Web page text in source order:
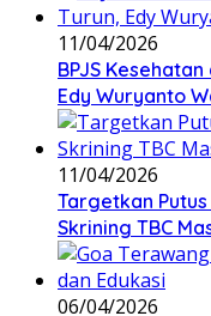
11/04/2026
BPJS
Edy Wuryanto
11/04/2026
‎Targetkan
Skrining TBC
06/04/2026